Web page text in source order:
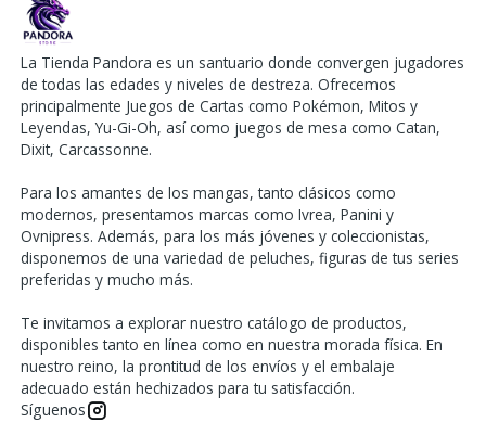
La Tienda Pandora es un santuario donde convergen jugadores
de todas las edades y niveles de destreza. Ofrecemos
principalmente Juegos de Cartas como Pokémon, Mitos y
Leyendas, Yu-Gi-Oh, así como juegos de mesa como Catan,
Dixit, Carcassonne.
Para los amantes de los mangas, tanto clásicos como
modernos, presentamos marcas como Ivrea, Panini y
Ovnipress. Además, para los más jóvenes y coleccionistas,
disponemos de una variedad de peluches, figuras de tus series
preferidas y mucho más.
Te invitamos a explorar nuestro catálogo de productos,
disponibles tanto en línea como en nuestra morada física. En
nuestro reino, la prontitud de los envíos y el embalaje
adecuado están hechizados para tu satisfacción.
Síguenos